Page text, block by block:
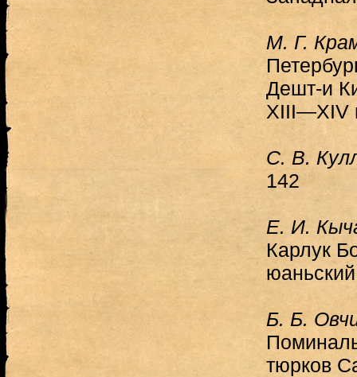
М. Г.
Дешт-и
ХIII—XIV
С. В.
142
Е. И.
Карлук
Б. Б.
тюрков